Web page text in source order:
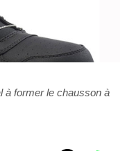
à former le chausson à